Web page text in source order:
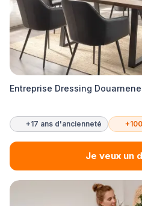
Entreprise Dressing
+17 ans d'ancienneté
Je veux un